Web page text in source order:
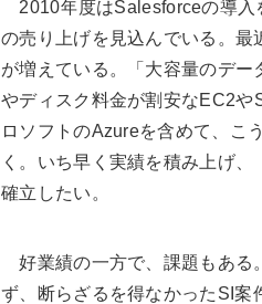
2010年度はSalesforceの導入
の売り上げを見込んでいる。
が増えている。「大容量のデ
やディスク料金が割安なEC2や
ロソフトのAzureを含めて、こ
く。いち早く実績を積み上げ
確立したい。
好業績の一方で、課題もある
ず、断らざるを得なかったSI案